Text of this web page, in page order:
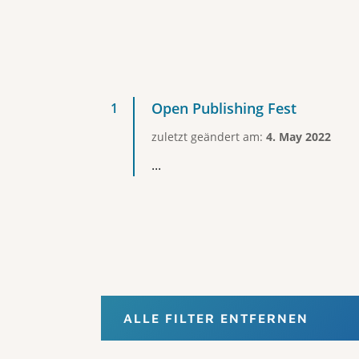
Open Publishing Fest
zuletzt geändert am: 4. May 2022
...
ALLE FILTER ENTFERNEN